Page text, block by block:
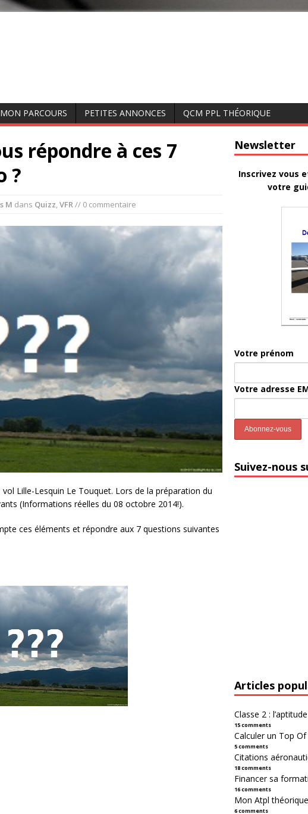
MON PARCOURS PETITES ANNONCES QCM PPL THÉORIQUE
répondre à ces 7
?
M dans Quizz,VFR// 0 commentaire
Lille-Lesquin Le Touquet. Lors de la préparation du
(Informations réelles du 08 octobre 2014!).
ces éléments et répondre aux 7 questions suivantes
Newsletter
Inscrivez vous
votre
Votre prénom
Votre adresse
Suivez-nous
Articles
Classe 2 :
15 comments
Calculer un Top
5 comments
Citations
18 comments
Financer sa
16 comments
Mon Atpl
6 comments